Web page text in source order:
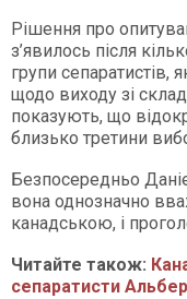
Рішення про
з’явилось після
групи сепаратистів,
щодо виходу зі
показують, що
близько третини
Безпосередньо
вона однозначно
канадською, і
Читайте також:
сепаратисти